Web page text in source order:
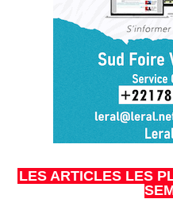
LES ARTICLES LES